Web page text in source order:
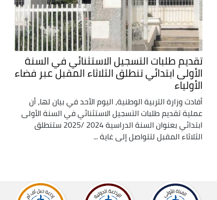
تقديم طلبات التسجيل الاستثنائي في السنة
الأولى ابتدائي تنطلق الثلاثاء المقبل عبر فضاء
الأولياء
أفادت وزارة التربية الوطنية، اليوم الأحد في بيان لها، أن
عملية تقديم طلبات التسجيل الاستثنائي في السنة الأولى
ابتدائي بعنوان السنة الدراسية 2024 /2025 ستنطلق
الثلاثاء المقبل لتتواصل إلى غاية ...